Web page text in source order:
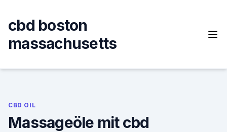
content
cbd boston
massachusetts
CBD OIL
Massageöle mit cbd